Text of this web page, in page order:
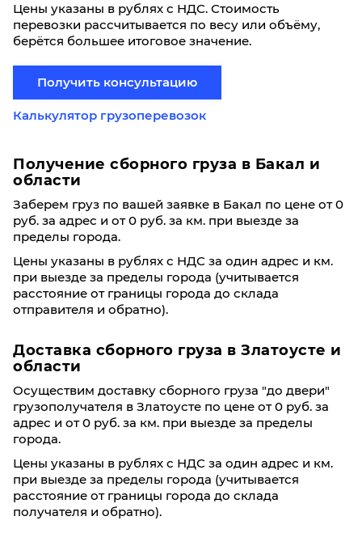
Цены указаны в рублях с НДС. Стоимость
перевозки рассчитывается по весу или объёму,
берётся большее итоговое значение.
Получить консультацию
Калькулятор грузоперевозок
Получение сборного груза в Бакал и
области
Заберем груз по вашей заявке в Бакал по цене от 0
руб. за адрес и от 0 руб. за км. при выезде за
пределы города.
Цены указаны в рублях с НДС за один адрес и км.
при выезде за пределы города (учитывается
расстояние от границы города до склада
отправителя и обратно).
Доставка сборного груза в Златоусте и
области
Осуществим доставку сборного груза "до двери"
грузополучателя в Златоусте по цене от 0 руб. за
адрес и от 0 руб. за км. при выезде за пределы
города.
Цены указаны в рублях с НДС за один адрес и км.
при выезде за пределы города (учитывается
расстояние от границы города до склада
получателя и обратно).